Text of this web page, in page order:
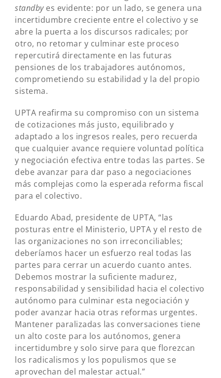
standbyes evidente: por un lado, se genera una
incertidumbre creciente entre el colectivo y se
abre la puerta a los discursos radicales; por
otro, no retomar y culminar este proceso
repercutirá directamente en las futuras
pensiones de los trabajadores autónomos,
comprometiendo su estabilidad y la del propio
sistema.
UPTA reafirma su compromiso con un sistema
de cotizaciones más justo, equilibrado y
adaptado a los ingresos reales, pero recuerda
que cualquier avance requiere voluntad política
y negociación efectiva entre todas las partes. Se
debe avanzar para dar paso a negociaciones
más complejas como la esperada reforma fiscal
para el colectivo.
Eduardo Abad, presidente de UPTA, “las
posturas entre el Ministerio, UPTA y el resto de
las organizaciones no son irreconciliables;
deberíamos hacer un esfuerzo real todas las
partes para cerrar un acuerdo cuanto antes.
Debemos mostrar la suficiente madurez,
responsabilidad y sensibilidad hacia el colectivo
autónomo para culminar esta negociación y
poder avanzar hacia otras reformas urgentes.
Mantener paralizadas las conversaciones tiene
un alto coste para los autónomos, genera
incertidumbre y solo sirve para que florezcan
los radicalismos y los populismos que se
aprovechan del malestar actual.”